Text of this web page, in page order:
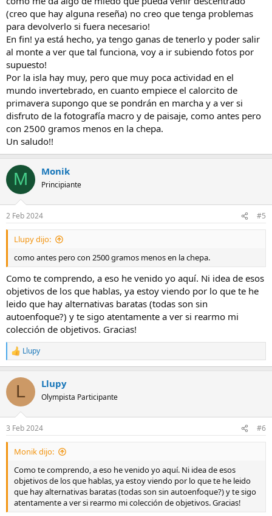
(creo que hay alguna reseña) no creo que tenga problemas
para devolverlo si fuera necesario!
En fin! ya está hecho, ya tengo ganas de tenerlo y poder salir
al monte a ver que tal funciona, voy a ir subiendo fotos por
supuesto!
Por la isla hay muy, pero que muy poca actividad en el
mundo invertebrado, en cuanto empiece el calorcito de
primavera supongo que se pondrán en marcha y a ver si
disfruto de la fotografía macro y de paisaje, como antes pero
con 2500 gramos menos en la chepa.
Un saludo!!
M Monik
Principiante
2 Feb 2024 #5
Llupy dijo:
como antes pero con 2500 gramos menos en la chepa.
Como te comprendo, a eso he venido yo aquí. Ni idea de esos
objetivos de los que hablas, ya estoy viendo por lo que te he
leido que hay alternativas baratas (todas son sin
autoenfoque?) y te sigo atentamente a ver si rearmo mi
colección de objetivos. Gracias!
R
e
c
i
e
s
Llupy
L Llupy
Olympista Participante
3 Feb 2024 #6
Monik dijo:
Como te comprendo, a eso he venido yo aquí. Ni idea de esos
objetivos de los que hablas, ya estoy viendo por lo que te he leido
que hay alternativas baratas (todas son sin autoenfoque?) y te sigo
atentamente a ver si rearmo mi colección de objetivos. Gracias!